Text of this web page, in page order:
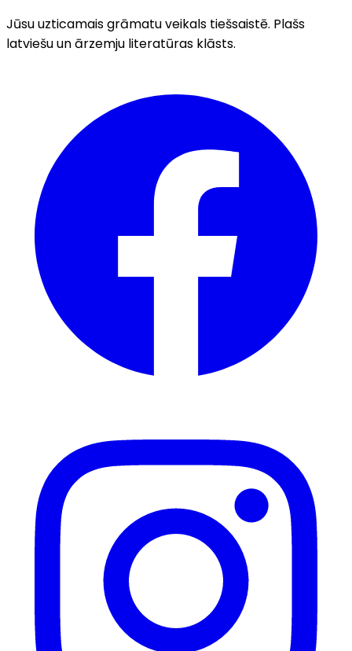
Jūsu uzticamais grāmatu veikals tiešsaistē. Plašs
latviešu un ārzemju literatūras klāsts.